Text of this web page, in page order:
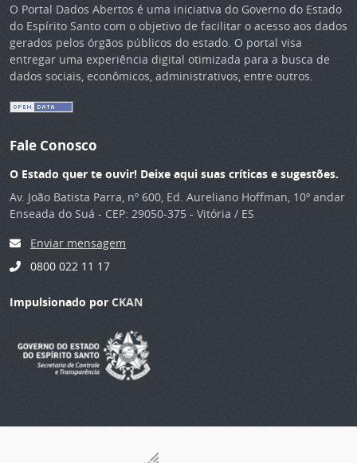
O Portal Dados Abertos é uma iniciativa do Governo do Estado
do Espírito Santo com o objetivo de facilitar o acesso aos dados
gerados pelos órgãos públicos do estado. O portal visa
entregar uma experiência digital otimizada para a busca de
dados sociais, econômicos, administrativos, entre outros.
Fale Conosco
O Estado quer te ouvir! Deixe aqui suas críticas e sugestões.
Av. João Batista Parra, nº 600, Ed. Aureliano Hoffman, 10º andar
Enseada do Suá - CEP: 29050-375 - Vitória / ES
Enviar mensagem
0800 022 11 17
Impulsionado por CKAN